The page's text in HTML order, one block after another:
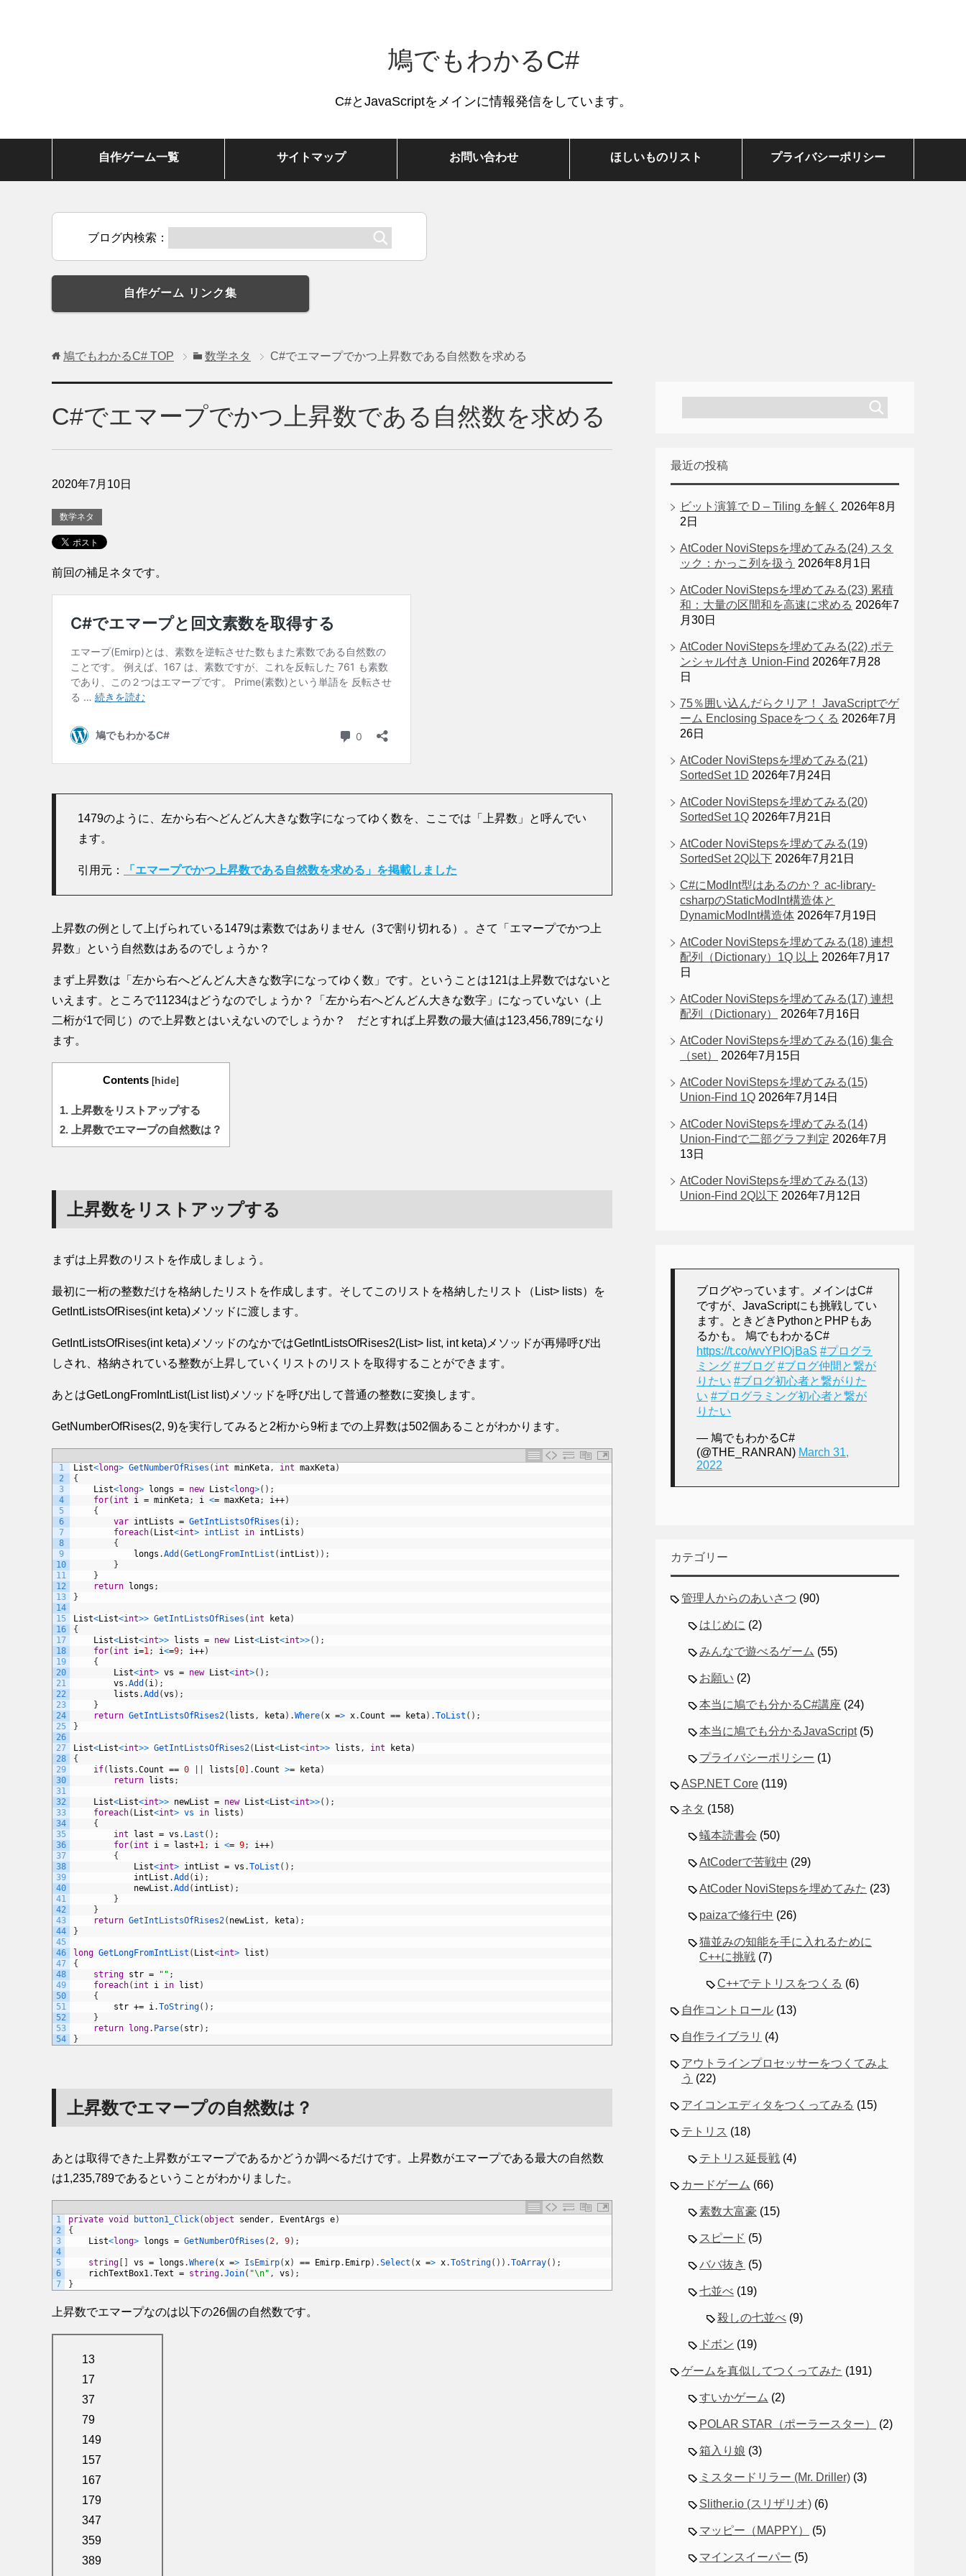
鳩でもわかるC#
C#とJavaScriptをメインに情報発信をしています。
自作ゲーム一覧 サイトマップ お問い合わせ ほしいものリスト プライバシーポリシー
ブログ内検索：
自作ゲーム リンク集
鳩でもわかるC# TOP 数学ネタ C#でエマープでかつ上昇数である自然数を求める
C#でエマープでかつ上昇数である自然数を求める
2020年7月10日
数学ネタ
前回の補足ネタです。
1479のように、左から右へどんどん大きな数字になってゆく数を、ここでは「上昇数」と呼んでい
ます。
引用元： 「エマープでかつ上昇数である自然数を求める」を掲載しました
上昇数の例として上げられている1479は素数ではありません（3で割り切れる）。さて「エマープでかつ上
昇数」という自然数はあるのでしょうか？
まず上昇数は「左から右へどんどん大きな数字になってゆく数」です。ということは121は上昇数ではないと
いえます。ところで11234はどうなのでしょうか？「左から右へどんどん大きな数字」になっていない（上
二桁が1で同じ）ので上昇数とはいえないのでしょうか？ だとすれば上昇数の最大値は123,456,789になり
ます。
Contents [ hide]
1. 上昇数をリストアップする
2. 上昇数でエマープの自然数は？
上昇数をリストアップする
まずは上昇数のリストを作成しましょう。
最初に一桁の整数だけを格納したリストを作成します。そしてこのリストを格納したリスト（List> lists）を
GetIntListsOfRises(int keta)メソッドに渡します。
GetIntListsOfRises(int keta)メソッドのなかではGetIntListsOfRises2(List> list, int keta)メソッドが再帰呼び出
しされ、格納されている整数が上昇していくリストのリストを取得することができます。
あとはGetLongFromIntList(Listlist)メソッドを呼び出して普通の整数に変換します。
GetNumberOfRises(2, 9)を実行してみると2桁から9桁までの上昇数は502個あることがわかります。
1
2
3
4
5
6
7
8
9
10
11
12
13
14
15
16
17
18
19
20
21
22
23
24
25
26
27
28
29
30
31
32
33
34
35
36
37
38
39
40
41
42
43
44
45
46
47
48
49
50
51
52
53
54
List<long> GetNumberOfRises ( int minKeta, int maxKeta)
{
List<long> longs = new List<long>( ) ;
for( int i = minKeta; i <= maxKeta; i++)
{
var intLists = GetIntListsOfRises ( i) ;
foreach( List<int> intList in intLists )
{
longs .Add (GetLongFromIntList ( intList ) ) ;
}
}
return
longs ;
}
List<List<int>> GetIntListsOfRises ( int keta)
{
List<List<int>> lists = new List<List<int>>( ) ;
for( int i=1; i<=9; i++)
{
List<int> vs = new List<int>( ) ;
vs .Add ( i) ;
lists .Add (vs ) ;
}
return GetIntListsOfRises2( lists , keta) .Where(x => x.Count == keta) .ToList ( ) ;
}
List<List<int>> GetIntListsOfRises2( List<List<int>> lists , int keta)
{
if( lists .Count == 0 lists 0 .Count >= keta)
return
lists ;
List<List<int>> newList = new List<List<int>>( ) ;
foreach( List<int> vs in lists )
{
int
last = vs . Last ( ) ;
for( int i = last+1; i <= 9; i++)
{
List<int> intList = vs .ToList ( ) ;
intList .Add ( i) ;
newList .Add ( intList ) ;
}
}
return GetIntListsOfRises2( newList , keta) ;
}
long GetLongFromIntList ( List<int> list )
{
string str = "" ;
foreach( int i in list )
{
str += i.ToString( ) ;
}
return
long. Parse( str) ;
}
上昇数でエマープの自然数は？
あとは取得できた上昇数がエマープであるかどうか調べるだけです。上昇数がエマープである最大の自然数
は1,235,789であるということがわかりました。
1
2
3
4
5
6
7
private void button1_Click(object sender, EventArgs e)
{
List<long> longs = GetNumberOfRises (2, 9) ;
string vs = longs .Where(x => IsEmirp(x) == Emirp. Emirp) .Select (x => x.ToString( ) ) .ToArray( ) ;
richTextBox1.Text = string.Join( "\n" , vs ) ;
}
上昇数でエマープなのは以下の26個の自然数です。
13
17
37
79
149
157
167
179
347
359
389
最近の投稿
ビット演算で D – Tiling を解く
2026年8月
2日
AtCoder NoviStepsを埋めてみる(24) スタ
ック：かっこ列を扱う 2026年8月1日
AtCoder NoviStepsを埋めてみる(23) 累積
和：大量の区間和を高速に求める 2026年7
月30日
AtCoder NoviStepsを埋めてみる(22) ポテ
ンシャル付き Union-Find 2026年7月28
日
75％囲い込んだらクリア！ JavaScriptでゲ
ーム Enclosing Spaceをつくる 2026年7月
26日
AtCoder NoviStepsを埋めてみる(21)
SortedSet 1D 2026年7月24日
AtCoder NoviStepsを埋めてみる(20)
SortedSet 1Q 2026年7月21日
AtCoder NoviStepsを埋めてみる(19)
SortedSet 2Q以下 2026年7月21日
C#にModInt型はあるのか？ ac-library-
csharpのStaticModInt構造体と
DynamicModInt構造体 2026年7月19日
AtCoder NoviStepsを埋めてみる(18) 連想
配列（Dictionary）1Q 以上 2026年7月17
日
AtCoder NoviStepsを埋めてみる(17) 連想
配列（Dictionary）
2026年7月16日
AtCoder NoviStepsを埋めてみる(16) 集合
（set）
2026年7月15日
AtCoder NoviStepsを埋めてみる(15)
Union-Find 1Q 2026年7月14日
AtCoder NoviStepsを埋めてみる(14)
Union-Findで二部グラフ判定 2026年7月
13日
AtCoder NoviStepsを埋めてみる(13)
Union-Find 2Q以下 2026年7月12日
ブログやっています。メインはC#
ですが、JavaScriptにも挑戦してい
ます。ときどきPythonとPHPもあ
るかも。 鳩でもわかるC#
https://t.co/wvYPIOjBaS #プログラ
ミング #ブログ #ブログ仲間と繋が
りたい #ブログ初心者と繋がりた
い #プログラミング初心者と繋が
りたい
— 鳩でもわかるC#
(@THE_RANRAN) March 31,
2022
カテゴリー
管理人からのあいさつ (90)
はじめに (2)
みんなで遊べるゲーム (55)
お願い (2)
本当に鳩でも分かるC#講座 (24)
本当に鳩でも分かるJavaScript(5)
プライバシーポリシー (1)
ASP.NET Core (119)
ネタ (158)
蟻本読書会 (50)
AtCoderで苦戦中 (29)
AtCoder NoviStepsを埋めてみた (23)
paizaで修行中 (26)
猫並みの知能を手に入れるために
C++に挑戦 (7)
C++でテトリスをつくる (6)
自作コントロール (13)
自作ライブラリ (4)
アウトラインプロセッサーをつくてみよ
う (22)
アイコンエディタをつくってみる (15)
テトリス (18)
テトリス延長戦 (4)
カードゲーム (66)
素数大富豪 (15)
スピード (5)
ババ抜き (5)
七並べ (19)
殺しの七並べ (9)
ドボン (19)
ゲームを真似してつくってみた (191)
すいかゲーム (2)
POLAR STAR（ポーラースター） (2)
箱入り娘 (3)
ミスタードリラー (Mr. Driller) (3)
Slither.io (スリザリオ) (6)
マッピー（MAPPY） (5)
マインスイーパー (5)